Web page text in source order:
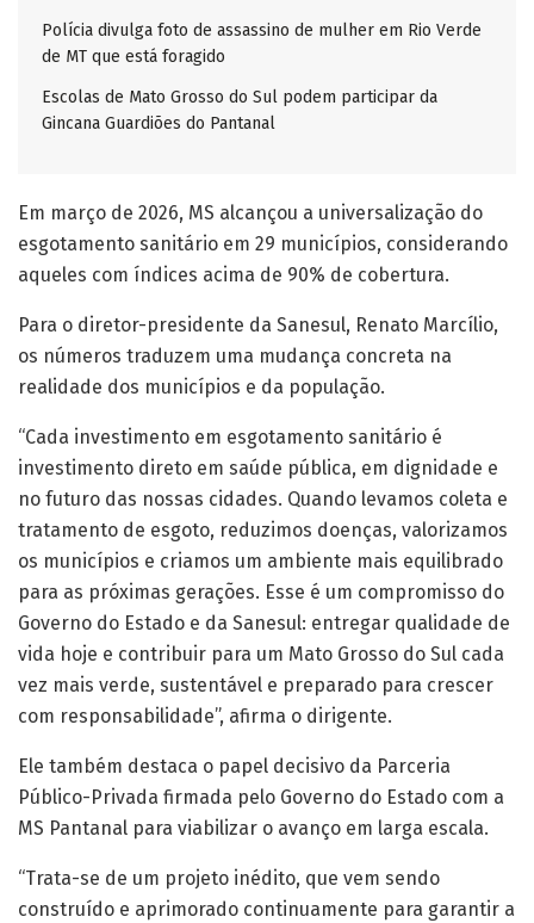
Polícia divulga foto de assassino de mulher em Rio Verde
de MT que está foragido
Escolas de Mato Grosso do Sul podem participar da
Gincana Guardiões do Pantanal
Em março de 2026, MS alcançou a universalização do
esgotamento sanitário em 29 municípios, considerando
aqueles com índices acima de 90% de cobertura.
Para o diretor-presidente da Sanesul, Renato Marcílio,
os números traduzem uma mudança concreta na
realidade dos municípios e da população.
“Cada investimento em esgotamento sanitário é
investimento direto em saúde pública, em dignidade e
no futuro das nossas cidades. Quando levamos coleta e
tratamento de esgoto, reduzimos doenças, valorizamos
os municípios e criamos um ambiente mais equilibrado
para as próximas gerações. Esse é um compromisso do
Governo do Estado e da Sanesul: entregar qualidade de
vida hoje e contribuir para um Mato Grosso do Sul cada
vez mais verde, sustentável e preparado para crescer
com responsabilidade”, afirma o dirigente.
Ele também destaca o papel decisivo da Parceria
Público-Privada firmada pelo Governo do Estado com a
MS Pantanal para viabilizar o avanço em larga escala.
“Trata-se de um projeto inédito, que vem sendo
construído e aprimorado continuamente para garantir a